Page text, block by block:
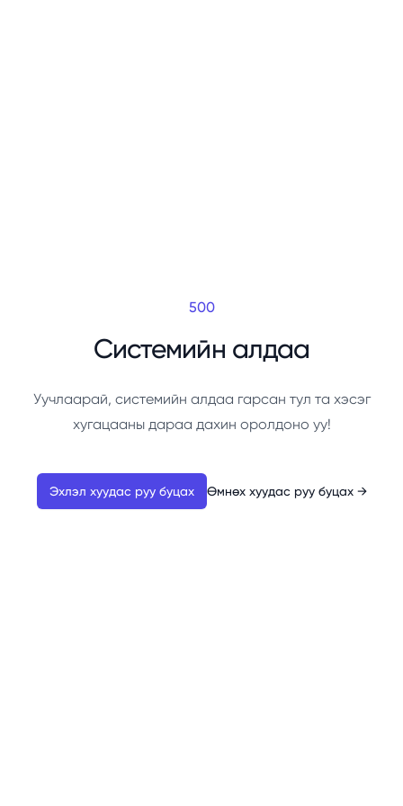
500
Системийн алдаа
Уучлаарай, системийн алдаа гарсан тул та хэсэг
хугацааны дараа дахин оролдоно уу!
Эхлэл хуудас руу буцах Өмнөх хуудас руу буцах →